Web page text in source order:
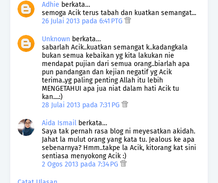
Adhie berkata…
semoga Acik terus tabah dan kuatkan semangat...
26 Julai 2013 pada 6:41 PTG
Unknown berkata…
sabarlah Acik..kuatkan semangat k..kadangkala
bukan semua kebaikan yg kita lakukan nie
mendapat pujian dari semua orang..biarlah apa
pun pandangan dan kejian negatif yg Acik
terima..yg paling penting Allah itu lebih
MENGETAHUI apa jua niat dalam hati Acik tu
kan....:)
28 Julai 2013 pada 7:31 PG
Aida Ismail berkata…
Saya tak pernah rasa blog ni meyesatkan akidah.
Jahat la mulut orang yang kata tu. Jealous ke apa
sebenarnya? Hmm..takpe la Acik, kitorang kat sini
sentiasa menyokong Acik :)
2 Ogos 2013 pada 7:34 PG